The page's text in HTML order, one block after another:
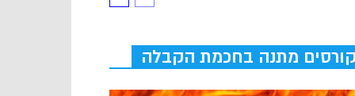
קורסים מתנה בחכמת הקבלה